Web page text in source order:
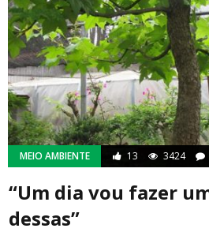
MEIO AMBIENTE 13 3424
“Um dia vou fazer
dessas”